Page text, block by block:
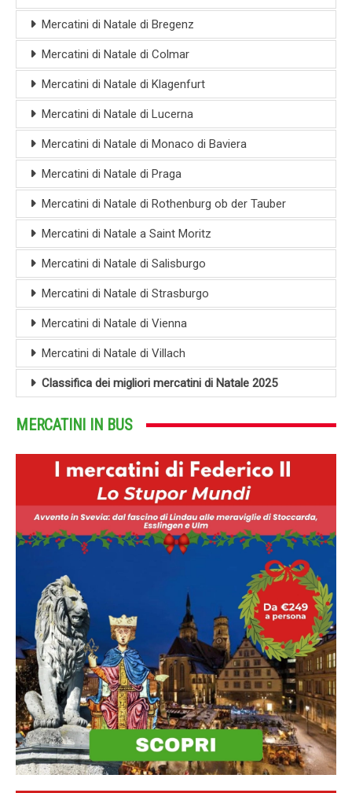
Mercatini di Natale di Bregenz
Mercatini di Natale di Colmar
Mercatini di Natale di Klagenfurt
Mercatini di Natale di Lucerna
Mercatini di Natale di Monaco di Baviera
Mercatini di Natale di Praga
Mercatini di Natale di Rothenburg ob der Tauber
Mercatini di Natale a Saint Moritz
Mercatini di Natale di Salisburgo
Mercatini di Natale di Strasburgo
Mercatini di Natale di Vienna
Mercatini di Natale di Villach
Classifica dei migliori mercatini di Natale 2025
MERCATINI IN BUS